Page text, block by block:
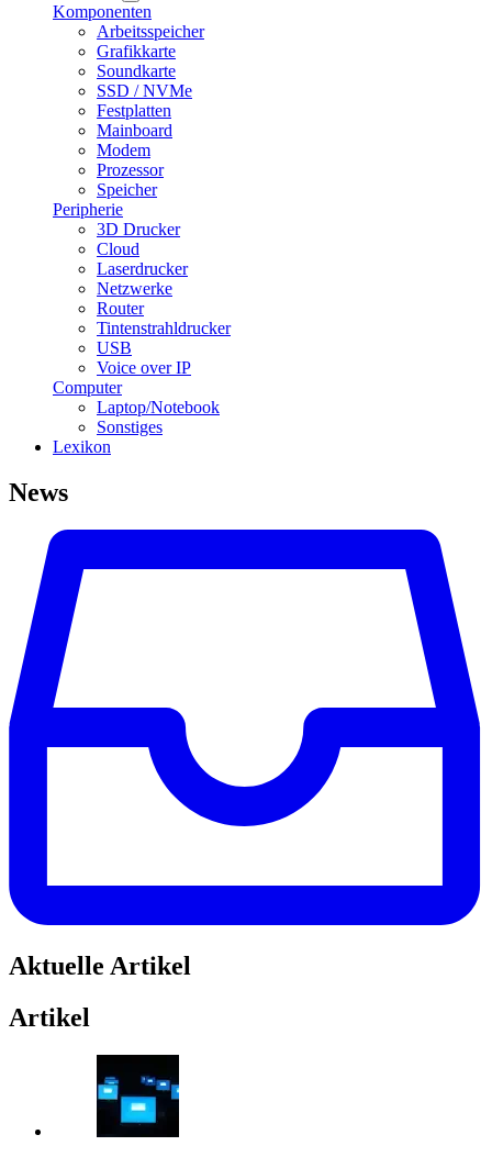
Komponenten
Arbeitsspeicher
Grafikkarte
Soundkarte
SSD / NVMe
Festplatten
Mainboard
Modem
Prozessor
Speicher
Peripherie
3D Drucker
Cloud
Laserdrucker
Netzwerke
Router
Tintenstrahldrucker
USB
Voice over IP
Computer
Laptop/Notebook
Sonstiges
Lexikon
News
Aktuelle Artikel
Artikel